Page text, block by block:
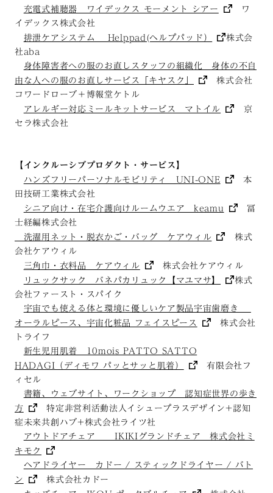
充電式補聴器 ワイデックス モーメント シアー
ワ
イデックス株式会社
排泄ケアシステム Helppad(ヘルプパッド）
株式会
社aba
身体障害者への服のお直しスタッフの組織化 身体の不自
由な人への服のお直しサービス「キヤスク」
株式会社
コワードローブ＋博報堂ケトル
アレルギー対応ミールキットサービス マトイル
京
セラ株式会社
【 インクルーシブプロダクト・サービス 】
ハンズフリーパーソナルモビリティ UNI-ONE
本
田技研工業株式会社
シニア向け・在宅介護向けルームウエア keamu
冨
士経編株式会社
洗濯用ネット・脱衣かご・バッグ ケアウィル
株式
会社ケアウィル
三角巾・衣料品 ケアウィル
株式会社ケアウィル
リュックサック バネパカリュック【マユマサ】
株式
会社ファースト・スパイク
宇宙でも使える体と環境に優しいケア製品宇宙歯磨き
オーラルピース、宇宙化粧品 フェイスピース
株式会社
トライフ
新生児用肌着 10mois PATTO SATTO
HADAGI（ディモワ パッとサッと肌着）
有限会社フ
ィセル
書籍、ウェブサイト、ワークショップ 認知症世界の歩き
方
特定非営利活動法人イシュープラスデザイン+認知
症未来共創ハブ+株式会社ライツ社
アウトドアチェア IKIKIグランドチェア 株式会社ミ
キモク
ヘアドライヤー カドー / スティックドライヤー / バト
ン
株式会社カドー